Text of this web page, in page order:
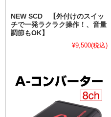
NEW SCD 【外付けのスイッ
チで一発ラクラク操作！、音量
調節もOK】
¥9,500(税込)